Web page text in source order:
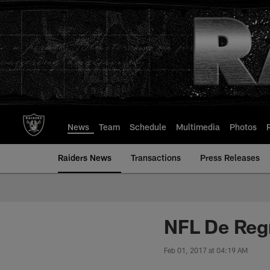
to
main
content
News Team Schedule Multimedia Photos
Raiders News Transactions Press Releases
NFL De
Feb 01, 2017 at 04:19 AM